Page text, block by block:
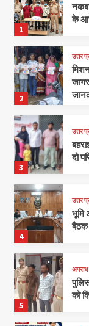
1
के
2
उत्तर
3
उत्तर
दो
4
उत्तर
भूमि
बैठक
5
अपराध
को